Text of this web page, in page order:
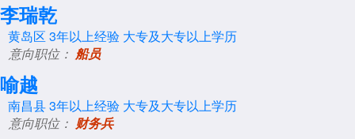
李瑞乾
黄岛区 3年以上经验 大专及大专以上学历
意向职位： 船员
喻越
南昌县3年以上经验 大专及大专以上学历
意向职位： 财务兵